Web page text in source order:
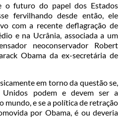
o futuro do papel dos Estados
fervilhando desde então, ele
com a recente deflagração de
e na Ucrânia, associada a um
neoconservador Robert
Obama da ex-secretária de
em torno da questão se,
podem e devem ser a
mundo, e se a política de retração
por Obama, é ou deveria